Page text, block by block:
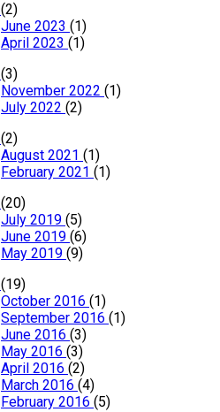
(2)
June 2023 (1)
April 2023 (1)
(3)
November 2022 (1)
July 2022 (2)
(2)
August 2021 (1)
February 2021 (1)
(20)
July 2019 (5)
June 2019 (6)
May 2019 (9)
(19)
October 2016 (1)
September 2016 (1)
June 2016 (3)
May 2016 (3)
April 2016 (2)
March 2016 (4)
February 2016 (5)